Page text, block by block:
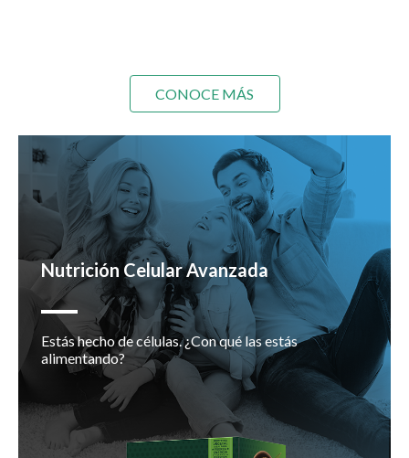
CONOCE MÁS
Nutrición Celular Avanzada
Estás hecho de células. ¿Con qué las estás
alimentando?